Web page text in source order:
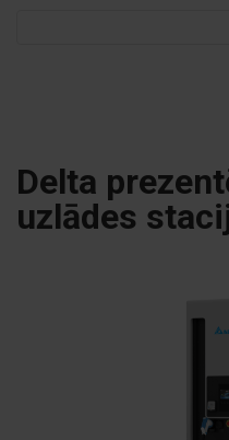
Delta
uzlādes